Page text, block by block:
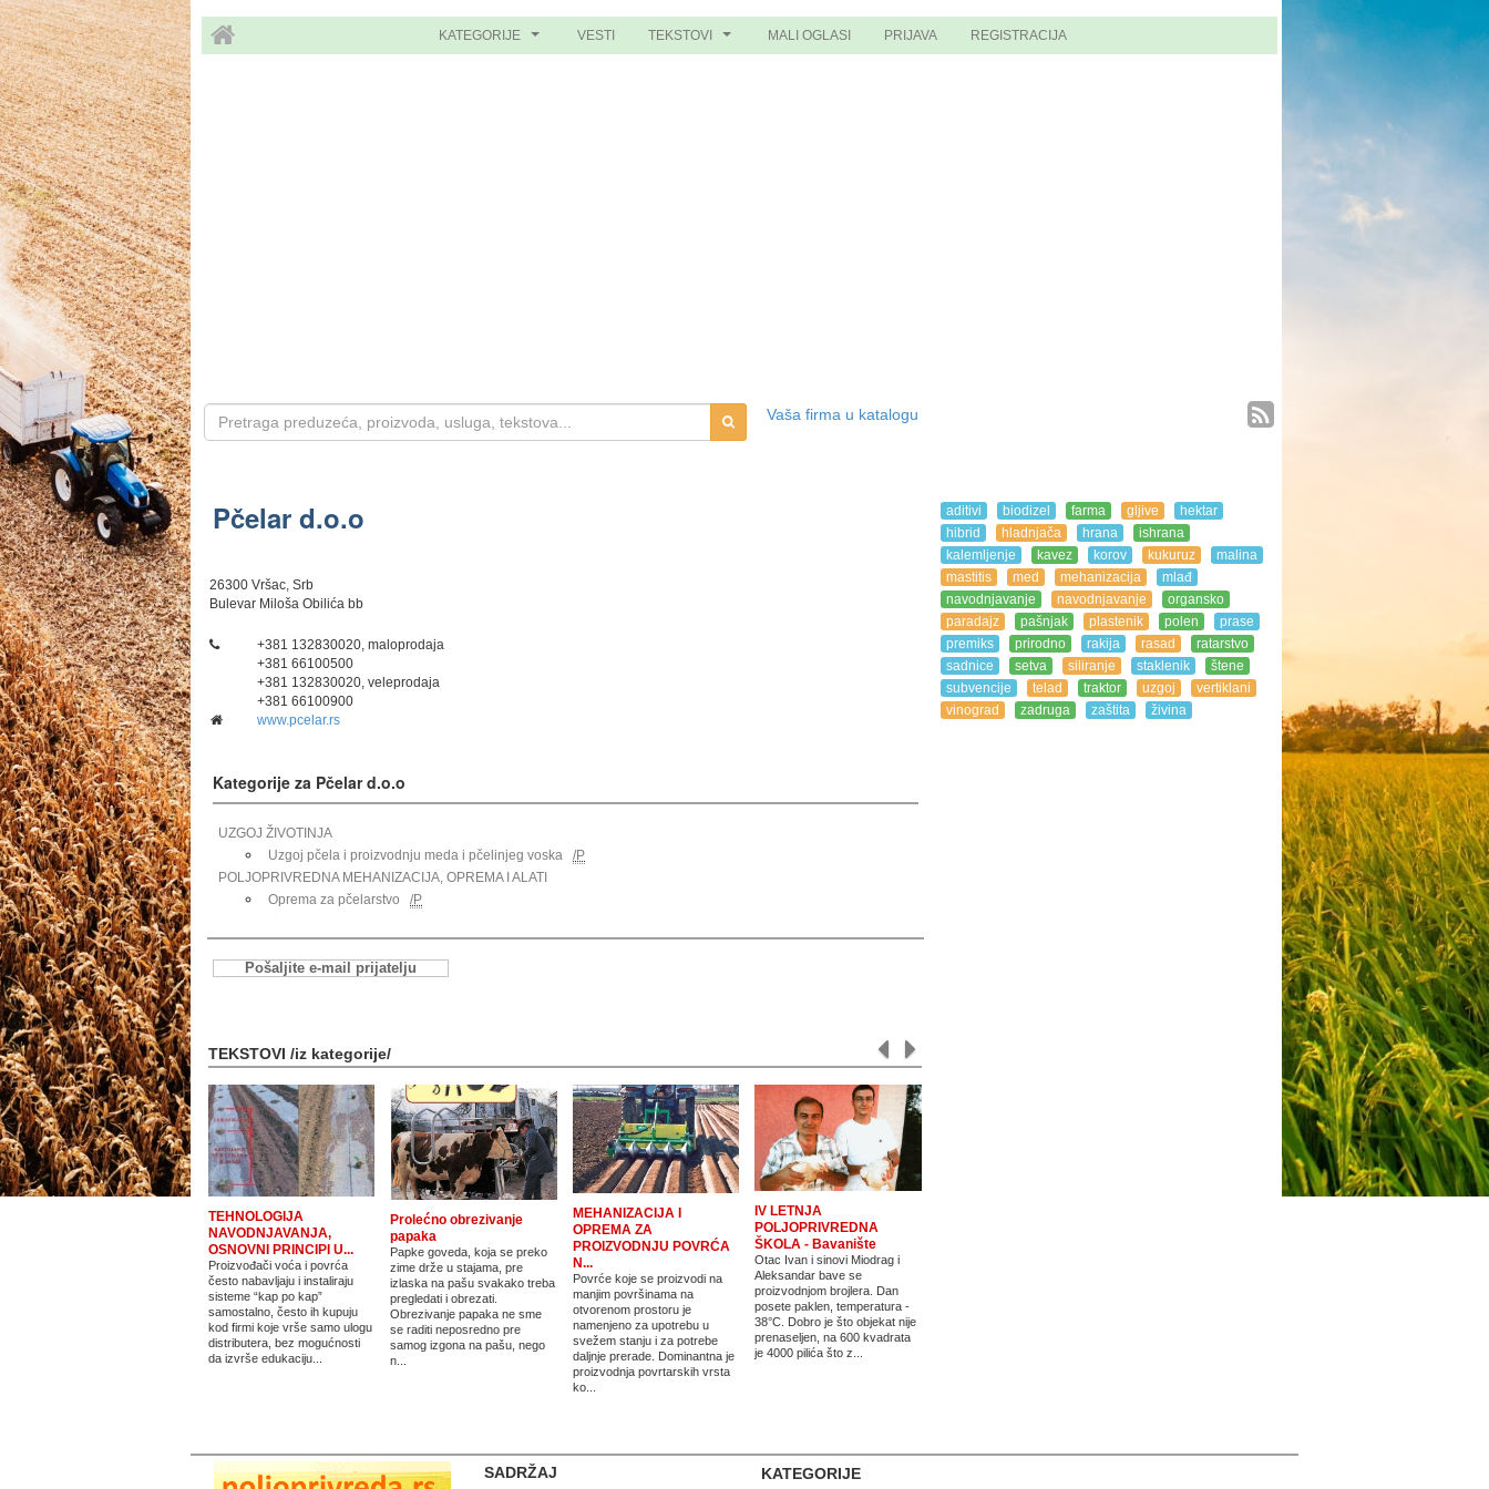
KATEGORIJE VESTI TEKSTOVI MALI OGLASI PRIJAVA REGISTRACIJA
Vaša firma u katalogu
Pčelar d.o.o
26300 Vršac, Srb
Bulevar Miloša Obilića bb
+381 132830020, maloprodaja
+381 66100500
+381 132830020, veleprodaja
+381 66100900
www.pcelar.rs
Kategorije za Pčelar d.o.o
UZGOJ ŽIVOTINJA
Uzgoj pčela i proizvodnju meda i pčelinjeg voska
/P
POLJOPRIVREDNA MEHANIZACIJA, OPREMA I ALATI
Oprema za pčelarstvo
/P
Pošaljite e-mail prijatelju
TEKSTOVI /iz kategorije/
TEHNOLOGIJA
NAVODNJAVANJA,
OSNOVNI PRINCIPI U...
Proizvođači voća i povrća
često nabavljaju i instaliraju
sisteme “kap po kap”
samostalno, često ih kupuju
kod firmi koje vrše samo ulogu
distributera, bez mogućnosti
da izvrše edukaciju...
Prolećno obrezivanje
papaka
Papke goveda, koja se preko
zime drže u stajama, pre
izlaska na pašu svakako treba
pregledati i obrezati.
Obrezivanje papaka ne sme
se raditi neposredno pre
samog izgona na pašu, nego
n...
MEHANIZACIJA I
OPREMA ZA
PROIZVODNJU POVRĆA
N...
Povrće koje se proizvodi na
manjim površinama na
otvorenom prostoru je
namenjeno za upotrebu u
svežem stanju i za potrebe
daljnje prerade. Dominantna je
proizvodnja povrtarskih vrsta
ko...
IV LETNJA
POLJOPRIVREDNA
ŠKOLA - Bavanište
Otac Ivan i sinovi Miodrag i
Aleksandar bave se
proizvodnjom brojlera. Dan
posete paklen, temperatura -
38°C. Dobro je što objekat nije
prenaseljen, na 600 kvadrata
je 4000 pilića što z...
aditivi biodizel farma gljive
hektar
hibrid
hladnjača hrana
ishrana
kalemljenje
kavez korov kukuruz
malina
mastitis
med mehanizacija
mlađ
navodnjavanje
navodnjavanje
organsko
paradajz
pašnjak plastenik polen
prase
premiks
prirodno rakija rasad
ratarstvo
sadnice
setva siliranje staklenik
štene
subvencije
telad traktor uzgoj
vertiklani
vinograd
zadruga zaštita živina
SADRŽAJ KATEGORIJE